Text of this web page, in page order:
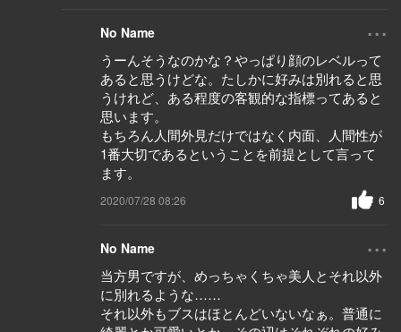
No Name ...
うーんそうなのかな？やっぱり顔のレベルって
あると思うけどな。たしかに好みは別れると思
うけれど、ある程度の客観的な指標ってあると
思います。
もちろん人間外見だけではなく内面、人間性が
1番大切であるということを前提として言って
ます。
2020/07/28 08:26 6
No Name ...
当方男ですが、めっちゃくちゃ美人とそれ以外
に別れるような……
それ以外もブスはほとんどいないなぁ。普通に